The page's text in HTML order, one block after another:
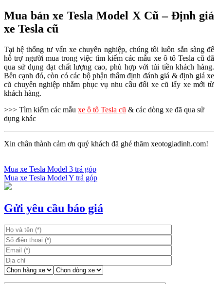
Mua bán xe Tesla Model X Cũ – Định giá
xe Tesla cũ
Tại hệ thống tư vấn xe chuyên nghiệp, chúng tôi luôn sẵn sàng để
hỗ trợ người mua trong việc tìm kiếm các mẫu xe ô tô Tesla cũ đã
qua sử dụng đạt chất lượng cao, phù hợp với túi tiền khách hàng.
Bên cạnh đó, còn có các bộ phận thẩm định đánh giá & định giá xe
cũ chuyên nghiệp nhằm phục vụ nhu cầu đổi xe cũ lấy xe mới từ
khách hàng.
>>> Tìm kiếm các mẫu xe ô tô Tesla cũ & các dòng xe đã qua sử
dụng khác
Xin chân thành cảm ơn quý khách đã ghé thăm xeotogiadinh.com!
Điều
hướng
bài
Mua xe Tesla Model 3 trả góp
Mua xe Tesla Model Y trả góp
Gửi yêu cầu báo giá